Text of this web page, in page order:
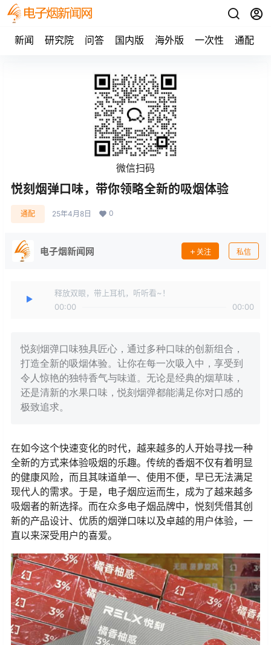
新闻 研究院 问答 国内版 海外版 一次性 通配
微信扫码
悦刻烟弹口味，带你领略全新的吸烟体验
通配 25年4月8日 0
电子烟新闻网 关注 私信
释放双眼，带上耳机，听听看~！
00:00
00:00
悦刻烟弹口味独具匠心，通过多种口味的创新组合，
打造全新的吸烟体验。让你在每一次吸入中，享受到
令人惊艳的独特香气与味道。无论是经典的烟草味，
还是清新的水果口味，悦刻烟弹都能满足你对口感的
极致追求。
在如今这个快速变化的时代，越来越多的人开始寻找一种
全新的方式来体验吸烟的乐趣。传统的香烟不仅有着明显
的健康风险，而且其味道单一、使用不便，早已无法满足
现代人的需求。于是，电子烟应运而生，成为了越来越多
吸烟者的新选择。而在众多电子烟品牌中，悦刻凭借其创
新的产品设计、优质的烟弹口味以及卓越的用户体验，一
直以来深受用户的喜爱。